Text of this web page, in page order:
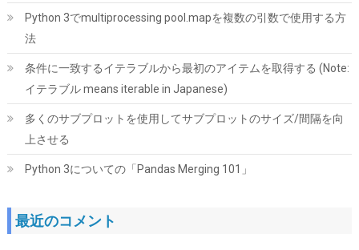
はこちら
【Amazon.co.jp 限定】Western Digital ウエスタンデジタル WD
Python 3でmultiprocessing pool.mapを複数の引数で使用する方
法
条件に一致するイテラブルから最初のアイテムを取得する (Note:
イテラブル means iterable in Japanese)
多くのサブプロットを使用してサブプロットのサイズ/間隔を向
上させる
Python 3についての「Pandas Merging 101」
最近のコメント